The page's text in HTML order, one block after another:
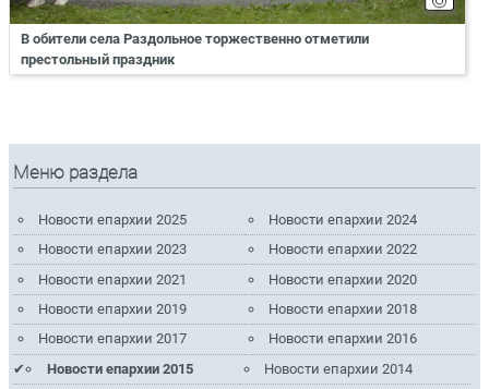
В обители села Раздольное торжественно отметили
престольный праздник
Меню раздела
Новости епархии 2025
Новости епархии 2024
Новости епархии 2023
Новости епархии 2022
Новости епархии 2021
Новости епархии 2020
Новости епархии 2019
Новости епархии 2018
Новости епархии 2017
Новости епархии 2016
Новости епархии 2015
Новости епархии 2014